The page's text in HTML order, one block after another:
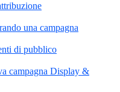
una campagna
di pubblico
campagna Display &